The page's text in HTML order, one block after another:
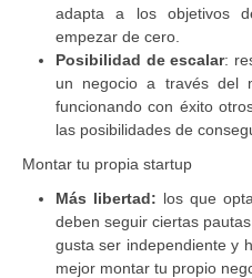
adapta a los objetivos
empezar de cero.
Posibilidad de escalar:
un negocio a través del
funcionando con éxito
las posibilidades de
Montar tu propia startup
Más libertad: los que
deben seguir ciertas
gusta ser independiente y
mejor montar tu propio